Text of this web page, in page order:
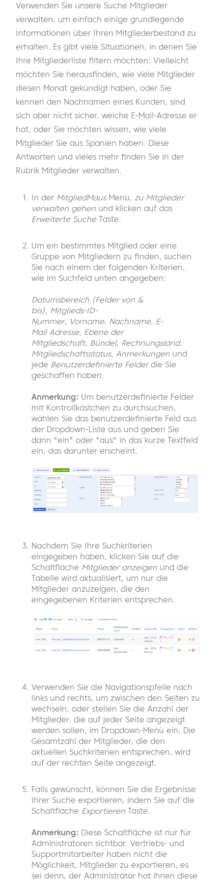
Verwenden Sie unsere Suche Mitglieder
verwalten, um einfach einige grundlegende
Informationen über Ihren Mitgliederbestand zu
erhalten. Es gibt viele Situationen, in denen Sie
Ihre Mitgliederliste filtern möchten: Vielleicht
möchten Sie herausfinden, wie viele Mitglieder
diesen Monat gekündigt haben, oder Sie
kennen den Nachnamen eines Kunden, sind
sich aber nicht sicher, welche E-Mail-Adresse er
hat, oder Sie möchten wissen, wie viele
Mitglieder Sie aus Spanien haben. Diese
Antworten und vieles mehr finden Sie in der
Rubrik Mitglieder verwalten.
In der MitgliedMausMenü, zu Mitglieder
verwalten gehen und klicken auf das
Erweiterte Suche Taste.
Um ein bestimmtes Mitglied oder eine
Gruppe von Mitgliedern zu finden, suchen
Sie nach einem der folgenden Kriterien,
wie im Suchfeld unten angegeben:
Datumsbereich (Felder von &
bis), Mitglieds-ID-
Nummer, Vorname, Nachname, E-
Mail Adresse, Ebene der
Mitgliedschaft, Bündel, Rechnungsland,
Mitgliedschaftsstatus, Anmerkungen und
jede Benutzerdefinierte Felderdie Sie
geschaffen haben.
Anmerkung: Um benutzerdefinierte Felder
mit Kontrollkästchen zu durchsuchen,
wählen Sie das benutzerdefinierte Feld aus
der Dropdown-Liste aus und geben Sie
dann "ein" oder "aus" in das kurze Textfeld
ein, das darunter erscheint.
Nachdem Sie Ihre Suchkriterien
eingegeben haben, klicken Sie auf die
Schaltfläche Mitglieder anzeigen und die
Tabelle wird aktualisiert, um nur die
Mitglieder anzuzeigen, die den
eingegebenen Kriterien entsprechen.
Verwenden Sie die Navigationspfeile nach
links und rechts, um zwischen den Seiten zu
wechseln, oder stellen Sie die Anzahl der
Mitglieder, die auf jeder Seite angezeigt
werden sollen, im Dropdown-Menü ein. Die
Gesamtzahl der Mitglieder, die den
aktuellen Suchkriterien entsprechen, wird
auf der rechten Seite angezeigt.
Falls gewünscht, können Sie die Ergebnisse
Ihrer Suche exportieren, indem Sie auf die
Schaltfläche Exportieren Taste.
Anmerkung: Diese Schaltfläche ist nur für
Administratoren sichtbar. Vertriebs- und
Supportmitarbeiter haben nicht die
Möglichkeit, Mitglieder zu exportieren, es
sei denn, der Administrator hat ihnen diese